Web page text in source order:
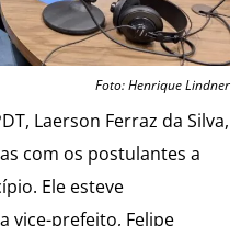
Foto: Henrique Lindner
Laerson Ferraz da Silva,
com os postulantes a
Ele esteve
vice-prefeito, Felipe